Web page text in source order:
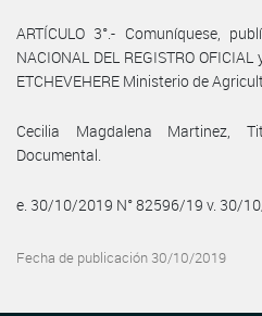
ARTÍCULO 3°.- Comuníquese,
NACIONAL DEL REGISTRO
ETCHEVEHERE Ministerio de
Cecilia Magdalena Martinez,
Documental.
e. 30/10/2019 N° 82596/19 v. 30/
Fecha de publicación 30/10/2019